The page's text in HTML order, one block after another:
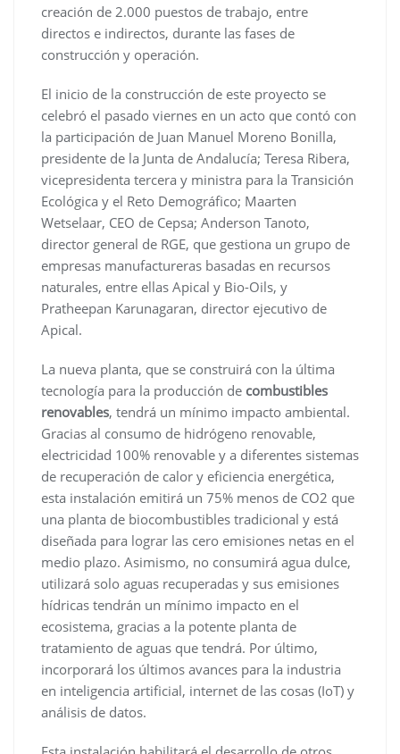
creación de 2.000 puestos de trabajo, entre
directos e indirectos, durante las fases de
construcción y operación.
El inicio de la construcción de este proyecto se
celebró el pasado viernes en un acto que contó con
la participación de Juan Manuel Moreno Bonilla,
presidente de la Junta de Andalucía; Teresa Ribera,
vicepresidenta tercera y ministra para la Transición
Ecológica y el Reto Demográfico; Maarten
Wetselaar, CEO de Cepsa; Anderson Tanoto,
director general de RGE, que gestiona un grupo de
empresas manufactureras basadas en recursos
naturales, entre ellas Apical y Bio-Oils, y
Pratheepan Karunagaran, director ejecutivo de
Apical.
La nueva planta, que se construirá con la última
tecnología para la producción de combustibles
renovables, tendrá un mínimo impacto ambiental.
Gracias al consumo de hidrógeno renovable,
electricidad 100% renovable y a diferentes sistemas
de recuperación de calor y eficiencia energética,
esta instalación emitirá un 75% menos de CO2 que
una planta de biocombustibles tradicional y está
diseñada para lograr las cero emisiones netas en el
medio plazo. Asimismo, no consumirá agua dulce,
utilizará solo aguas recuperadas y sus emisiones
hídricas tendrán un mínimo impacto en el
ecosistema, gracias a la potente planta de
tratamiento de aguas que tendrá. Por último,
incorporará los últimos avances para la industria
en inteligencia artificial, internet de las cosas (IoT) y
análisis de datos.